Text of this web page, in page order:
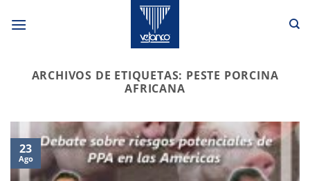
ARCHIVOS DE ETIQUETAS: PESTE PORCINA
AFRICANA
23
Ago